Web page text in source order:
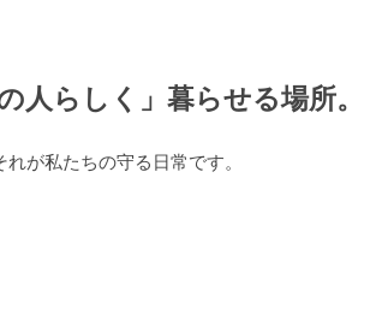
人らしく」暮らせる場所。
が私たちの守る日常です。